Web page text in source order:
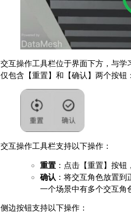
交互操作工具栏位于界面下方，与学
仅包含【重置】和【确认】两个按钮：
交互操作工具栏支持以下操作：
重置 ：点击【重置】按钮
确认 ：将交互角色放置
一个场景中有多个交互角
侧边按钮支持以下操作：